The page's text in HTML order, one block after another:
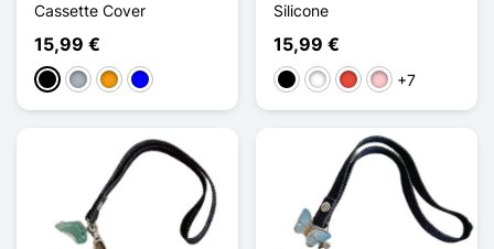
Cassette Cover
15,99 €
Schwarz
GrauOrange
Blau
Silicone
15,99 €
Schwarz
WeißRot Pink+7